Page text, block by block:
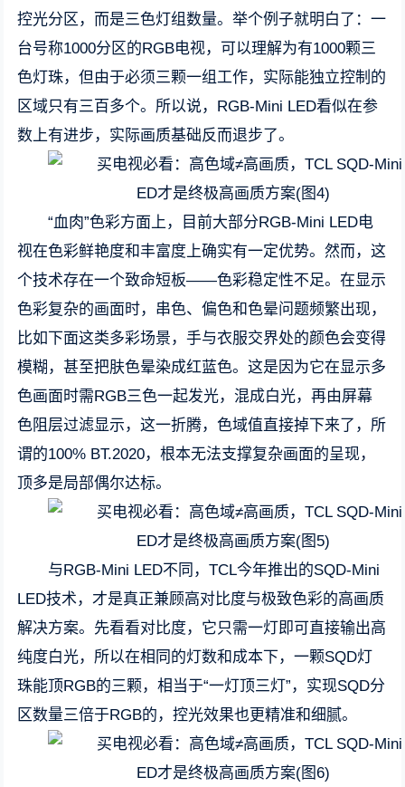
控光分区，而是三色灯组数量。举个例子就明白了：一
台号称1000分区的RGB电视，可以理解为有1000颗三
色灯珠，但由于必须三颗一组工作，实际能独立控制的
区域只有三百多个。所以说，RGB-Mini LED看似在参
数上有进步，实际画质基础反而退步了。
“血肉”色彩方面上，目前大部分RGB-Mini LED电
视在色彩鲜艳度和丰富度上确实有一定优势。然而，这
个技术存在一个致命短板——色彩稳定性不足。在显示
色彩复杂的画面时，串色、偏色和色晕问题频繁出现，
比如下面这类多彩场景，手与衣服交界处的颜色会变得
模糊，甚至把肤色晕染成红蓝色。这是因为它在显示多
色画面时需RGB三色一起发光，混成白光，再由屏幕
色阻层过滤显示，这一折腾，色域值直接掉下来了，所
谓的100% BT.2020，根本无法支撑复杂画面的呈现，
顶多是局部偶尔达标。
与RGB-Mini LED不同，TCL今年推出的SQD-Mini
LED技术，才是真正兼顾高对比度与极致色彩的高画质
解决方案。先看看对比度，它只需一灯即可直接输出高
纯度白光，所以在相同的灯数和成本下，一颗SQD灯
珠能顶RGB的三颗，相当于“一灯顶三灯”，实现SQD分
区数量三倍于RGB的，控光效果也更精准和细腻。